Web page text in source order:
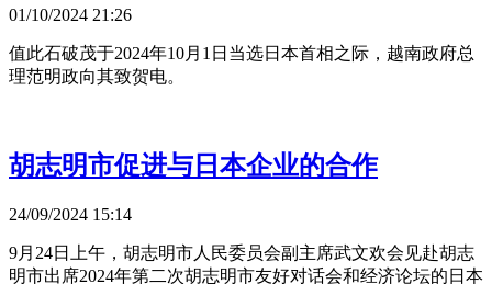
01/10/2024 21:26
值此石破茂于2024年10月1日当选日本首相之际，越南政府总
理范明政向其致贺电。
胡志明市促进与日本企业的合作
24/09/2024 15:14
9月24日上午，胡志明市人民委员会副主席武文欢会见赴胡志
明市出席2024年第二次胡志明市友好对话会和经济论坛的日本